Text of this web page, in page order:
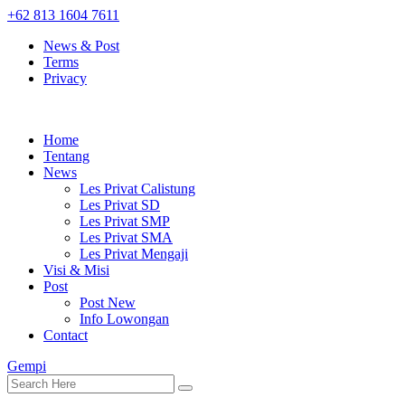
+62 813 1604 7611
News & Post
Terms
Privacy
Home
Tentang
News
Les Privat Calistung
Les Privat SD
Les Privat SMP
Les Privat SMA
Les Privat Mengaji
Visi & Misi
Post
Post New
Info Lowongan
Contact
Gempi